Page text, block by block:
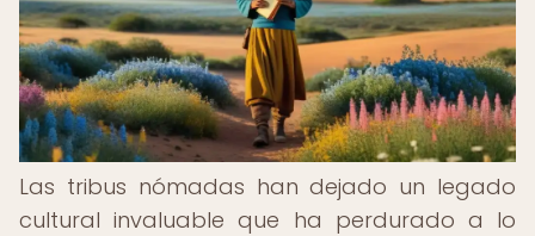
Las tribus nómadas han dejado un legado
cultural invaluable que ha perdurado a lo